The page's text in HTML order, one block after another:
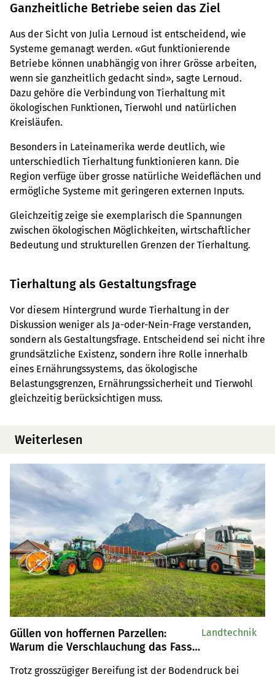
Ganzheitliche Betriebe seien das Ziel
Aus der Sicht von Julia Lernoud ist entscheidend, wie
Systeme gemanagt werden. «Gut funktionierende
Betriebe können unabhängig von ihrer Grösse arbeiten,
wenn sie ganzheitlich gedacht sind», sagte Lernoud.
Dazu gehöre die Verbindung von Tierhaltung mit
ökologischen Funktionen, Tierwohl und natürlichen
Kreisläufen.
Besonders in Lateinamerika werde deutlich, wie
unterschiedlich Tierhaltung funktionieren kann. Die
Region verfüge über grosse natürliche Weideflächen und
ermögliche Systeme mit geringeren externen Inputs.
Gleichzeitig zeige sie exemplarisch die Spannungen
zwischen ökologischen Möglichkeiten, wirtschaftlicher
Bedeutung und strukturellen Grenzen der Tierhaltung.
Tierhaltung als Gestaltungsfrage
Vor diesem Hintergrund wurde Tierhaltung in der
Diskussion weniger als Ja-oder-Nein-Frage verstanden,
sondern als Gestaltungsfrage. Entscheidend sei nicht ihre
grundsätzliche Existenz, sondern ihre Rolle innerhalb
eines Ernährungssystems, das ökologische
Belastungsgrenzen, Ernährungssicherheit und Tierwohl
gleichzeitig berücksichtigen muss.
Weiterlesen
Güllen von hoffernen Parzellen:
Warum die Verschlauchung das Fass
Trotz grosszügiger Bereifung ist der Bodendruck bei
Landtechnik